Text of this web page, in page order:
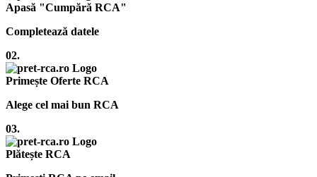
Apasă "Cumpără RCA"
Completează datele
02.
Primește Oferte RCA
Alege cel mai bun RCA
03.
Plătește RCA